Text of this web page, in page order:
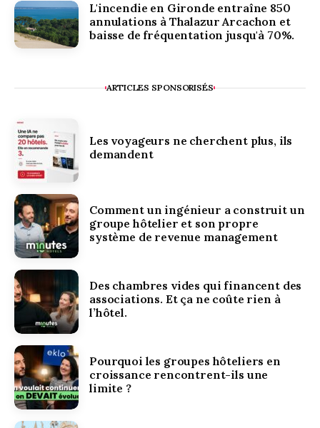
L'incendie en Gironde entraîne 850
annulations à Thalazur Arcachon et
baisse de fréquentation jusqu'à 70%.
ARTICLES SPONSORISÉS
Les voyageurs ne cherchent plus, ils
demandent
Comment un ingénieur a construit un
groupe hôtelier et son propre
système de revenue management
Des chambres vides qui financent des
associations. Et ça ne coûte rien à
l’hôtel.
Pourquoi les groupes hôteliers en
croissance rencontrent-ils une
limite ?